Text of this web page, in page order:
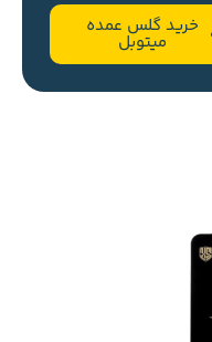
خرید گلس عمده
میتوبل